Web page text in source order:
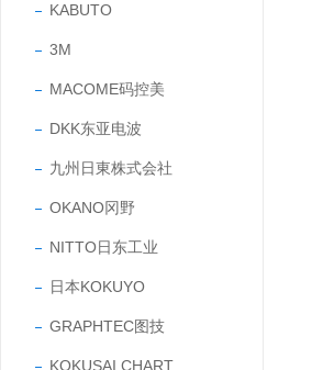
KABUTO
3M
MACOME码控美
DKK东亚电波
九州日東株式会社
OKANO冈野
NITTO日东工业
日本KOKUYO
GRAPHTEC图技
KOKUSAI CHART